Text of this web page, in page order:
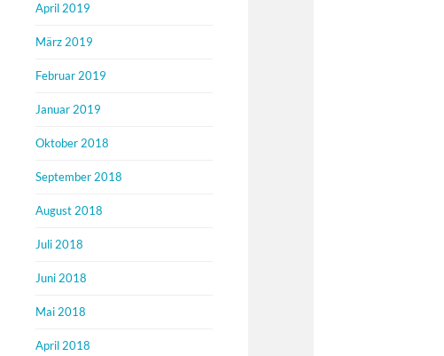
April 2019
März 2019
Februar 2019
Januar 2019
Oktober 2018
September 2018
August 2018
Juli 2018
Juni 2018
Mai 2018
April 2018